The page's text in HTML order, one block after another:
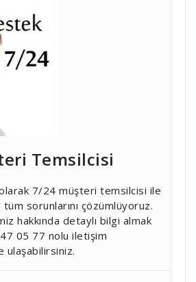
Temsilcisi
7/24 müşteri temsilcisi ile
sorunlarını çözümlüyoruz.
hakkında detaylı bilgi almak
05 77 nolu iletişim
ulaşabilirsiniz.